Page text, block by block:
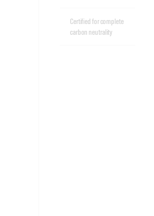
Certified for complete
carbon neutrality